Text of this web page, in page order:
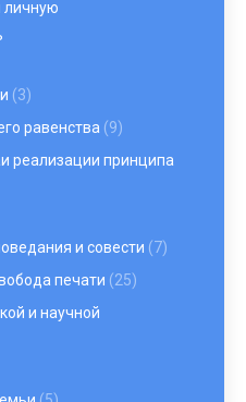
личную
(3)
равенства (9)
реализации принципа
и совести (7)
печати (25)
и научной